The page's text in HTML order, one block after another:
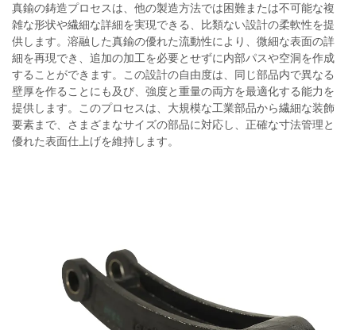
真鍮の鋳造プロセスは、他の製造方法では困難または不可能な複
雑な形状や繊細な詳細を実現できる、比類ない設計の柔軟性を提
供します。溶融した真鍮の優れた流動性により、微細な表面の詳
細を再現でき、追加の加工を必要とせずに内部パスや空洞を作成
することができます。この設計の自由度は、同じ部品内で異なる
壁厚を作ることにも及び、強度と重量の両方を最適化する能力を
提供します。このプロセスは、大規模な工業部品から繊細な装飾
要素まで、さまざまなサイズの部品に対応し、正確な寸法管理と
優れた表面仕上げを維持します。